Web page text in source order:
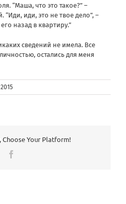
“Маша, что это такое?” –
иди, это не твое дело”, –
назад в квартиру.”
сведений не имела. Все
остались для меня
Choose Your Platform!